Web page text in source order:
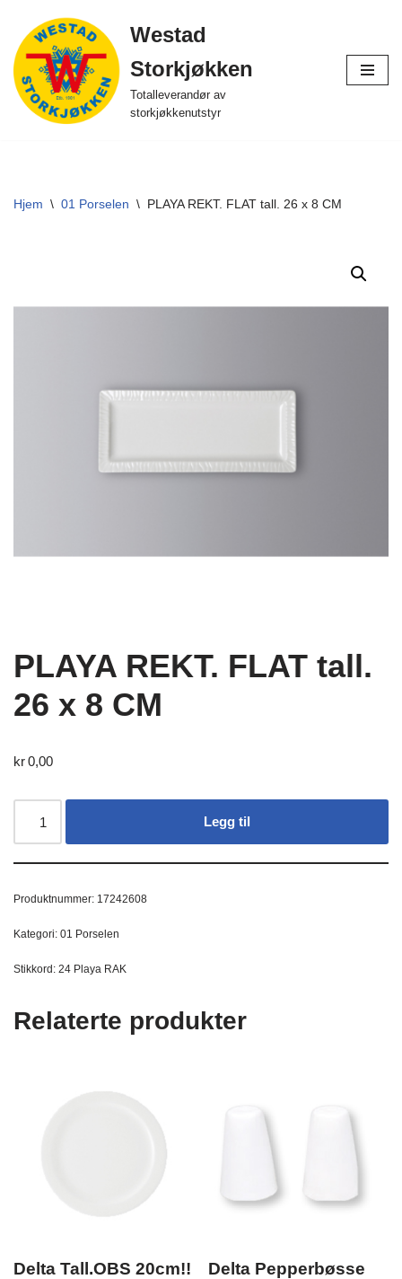
Hopp
til
innholdet
Westad
Storkjøkken
Totalleverandør av
storkjøkkenutstyr
Hjem \ 01 Porselen \ PLAYA REKT. FLAT tall. 26 x 8 CM
PLAYA REKT. FLAT tall.
26 x 8 CM
kr0,00
Legg til
Produktnummer: 17242608
Kategori: 01 Porselen
Stikkord: 24 Playa RAK
Relaterte produkter
Delta Tall.OBS 20cm!!
Delta Pepperbøsse